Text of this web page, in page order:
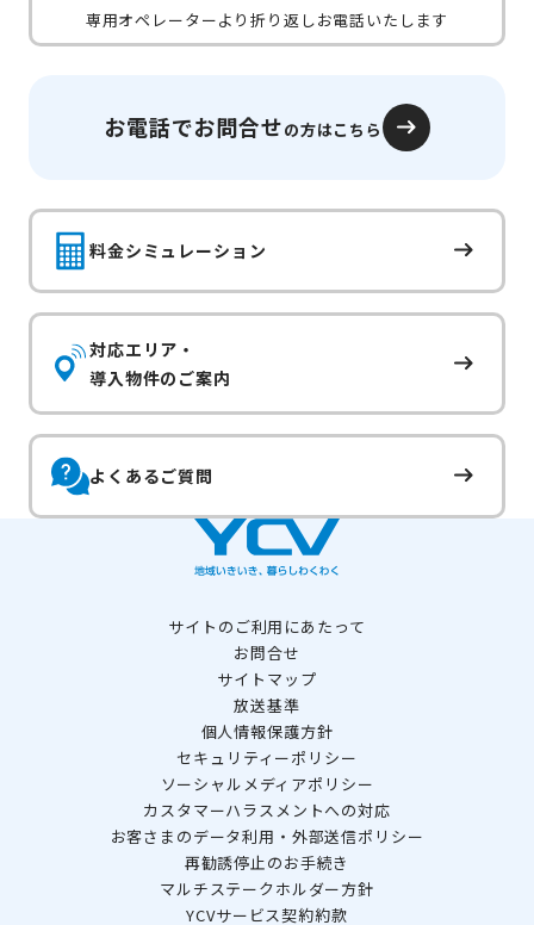
専用オペレーターより折り返しお電話いたします
お電話でお問合せの方はこちら
料金シミュレーション
対応エリア・
導入物件のご案内
よくあるご質問
サイトのご利用にあたって
お問合せ
サイトマップ
放送基準
個人情報保護方針
セキュリティーポリシー
ソーシャルメディアポリシー
カスタマーハラスメントへの対応
お客さまのデータ利用・外部送信ポリシー
再勧誘停止のお手続き
マルチステークホルダー方針
YCVサービス契約約款